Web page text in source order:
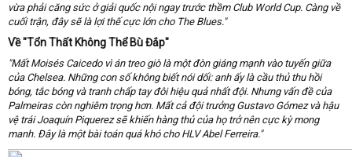
vừa phải căng sức ở giải quốc nội ngay trước thềm Club World Cup. Càng về
cuối trận, đây sẽ là lợi thế cực lớn cho The Blues."
Về "Tổn Thất Không Thể Bù Đắp"
"MấtMoisés Caicedovì án treo giò là một đòn giáng mạnh vào tuyến giữa
của Chelsea. Những con số không biết nói dối: anh ấy là cầu thủ thu hồi
bóng, tắc bóng và tranh chấp tay đôi hiệu quả nhất đội. Nhưng vấn đề của
Palmeiras còn nghiêm trọng hơn. Mất cả đội trưởng Gustavo Gómezvà hậu
vệ tráiJoaquín Piquerezsẽ khiến hàng thủ của họ trở nên cực kỳ mong
manh. Đây là một bài toán quá khó cho HLV Abel Ferreira."